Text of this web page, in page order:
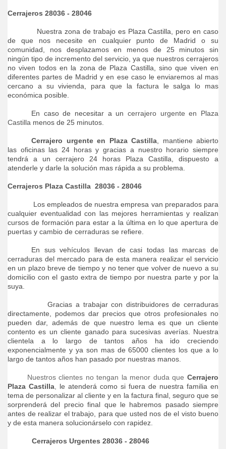
Cerrajeros 28036 - 28046
Nuestra zona de trabajo es Plaza Castilla, pero en caso
de que nos necesite en cualquier punto de Madrid o su
comunidad, nos desplazamos en menos de 25 minutos sin
ningún tipo de incremento del servicio, ya que nuestros cerrajeros
no viven todos en la zona de Plaza Castilla, sino que viven en
diferentes partes de Madrid y en ese caso le enviaremos al mas
cercano a su vivienda, para que la factura le salga lo mas
económica posible.
En caso de necesitar a un cerrajero urgente en Plaza
Castilla menos de 25 minutos.
Cerrajero urgente en Plaza Castilla, mantiene abierto
las oficinas las 24 horas y gracias a nuestro horario siempre
tendrá a un cerrajero 24 horas Plaza Castilla, dispuesto a
atenderle y darle la solución mas rápida a su problema.
Cerrajeros Plaza Castilla 28036 - 28046
Los empleados de nuestra empresa van preparados para
cualquier eventualidad con las mejores herramientas y realizan
cursos de formación para estar a la última en lo que apertura de
puertas y cambio de cerraduras se refiere.
En sus vehículos llevan de casi todas las marcas de
cerraduras del mercado para de esta manera realizar el servicio
en un plazo breve de tiempo y no tener que volver de nuevo a su
domicilio con el gasto extra de tiempo por nuestra parte y por la
suya.
Gracias a trabajar con distribuidores de cerraduras
directamente, podemos dar precios que otros profesionales no
pueden dar, además de que nuestro lema es que un cliente
contento es un cliente ganado para sucesivas averías. Nuestra
clientela a lo largo de tantos años ha ido creciendo
exponencialmente y ya son mas de 65000 clientes los que a lo
largo de tantos años han pasado por nuestras manos.
Nuestros clientes no tengan la menor duda que Cerrajero
Plaza Castilla, le atenderá como si fuera de nuestra familia en
tema de personalizar al cliente y en la factura final, seguro que se
sorprenderá del precio final que le habremos pasado siempre
antes de realizar el trabajo, para que usted nos de el visto bueno
y de esta manera solucionárselo con rapidez.
Cerrajeros Urgentes 28036 - 28046